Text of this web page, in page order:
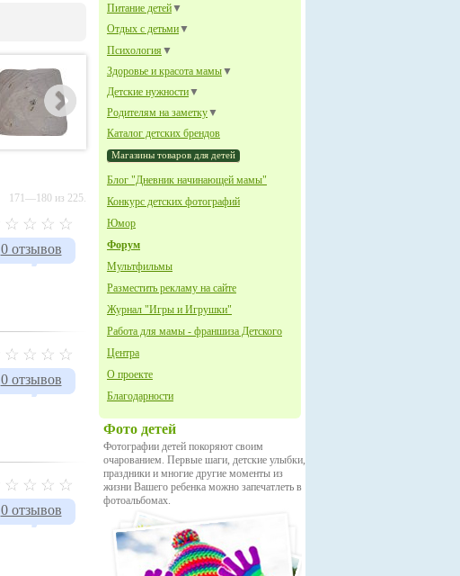
Питание детей▼
Отдых с детьми▼
Психология ▼
Здоровье и красота мамы▼
Детские нужности▼
Родителям на заметку▼
Каталог детских брендов
Магазины товаров для детей
Блог "Дневник начинающей мамы"
Конкурс детских фотографий
Юмор
Форум
Мультфильмы
Разместить рекламу на сайте
Журнал "Игры и Игрушки"
Работа для мамы - франшиза Детского
Центра
О проекте
Благодарности
Фото детей
Фотографии детей покоряют своим
очарованием. Первые шаги, детские улыбки,
праздники и многие другие моменты из
жизни Вашего ребенка можно запечатлеть в
фотоальбомах.
171—180 из 225.
0 отзывов
0 отзывов
0 отзывов